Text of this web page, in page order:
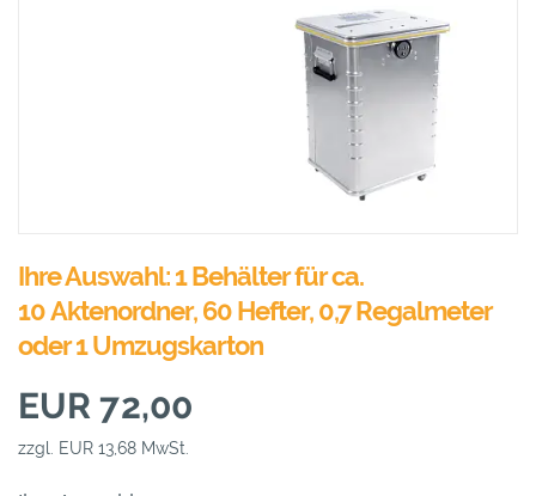
Ihre Auswahl: 1 Behälter für ca.
10 Aktenordner, 60 Hefter, 0,7 Regalmeter
oder 1 Umzugskarton
EUR 72,00
zzgl. EUR 13,68 MwSt.